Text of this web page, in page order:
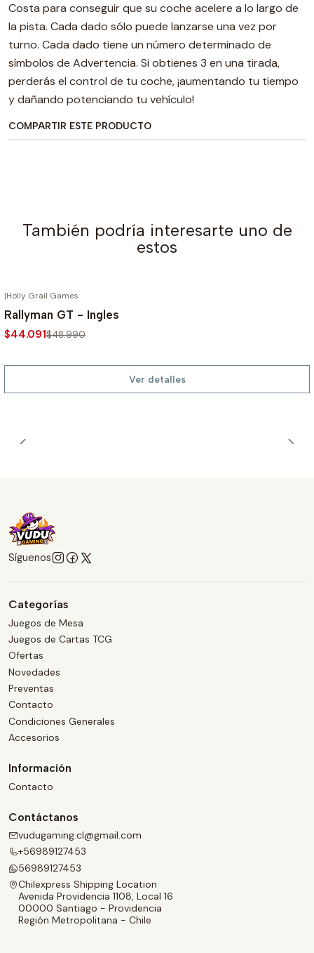
Costa para conseguir que su coche acelere a lo largo de
la pista. Cada dado sólo puede lanzarse una vez por
turno. Cada dado tiene un número determinado de
símbolos de Advertencia. Si obtienes 3 en una tirada,
perderás el control de tu coche, ¡aumentando tu tiempo
y dañando potenciando tu vehículo!
COMPARTIR ESTE PRODUCTO
También podría interesarte uno de
estos
-10%
|Holly Grail Games
Rallyman GT - Ingles
$44.091$48.990
Ver detalles
Síguenos
Categorías
Juegos de Mesa
Juegos de Cartas TCG
Ofertas
Novedades
Preventas
Contacto
Condiciones Generales
Accesorios
Información
Contacto
Contáctanos
vudugaming.cl@gmail.com
+56989127453
56989127453
Chilexpress Shipping Location
Avenida Providencia 1108, Local 16
00000 Santiago - Providencia
Región Metropolitana - Chile